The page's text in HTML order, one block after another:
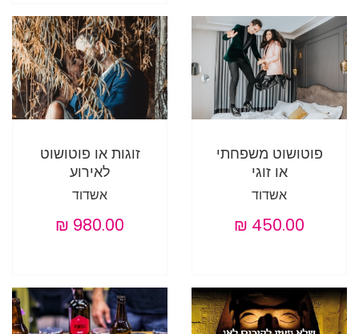
פוטושוט משפחתי
או זוגי
אשדוד
זוגות או פוטושוט
לאירוע
אשדוד